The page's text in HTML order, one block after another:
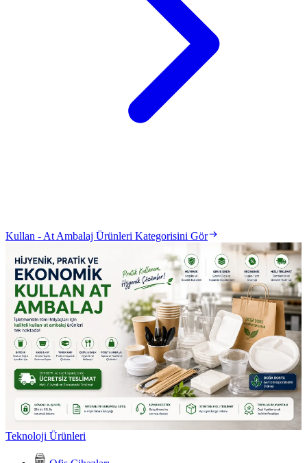
Kullan - At Ambalaj Ürünleri Kategorisini Gör
Teknoloji Ürünleri